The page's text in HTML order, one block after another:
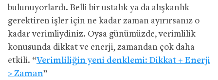
bulunuyorlardı. Belli bir ustalık ya da alışkanlık
gerektiren işler için ne kadar zaman ayırırsanız o
kadar verimliydiniz. Oysa günümüzde, verimlilik
konusunda dikkat ve enerji, zamandan çok daha
etkili. “Verimliliğin yeni denklemi: Dikkat + Enerji
> Zaman”